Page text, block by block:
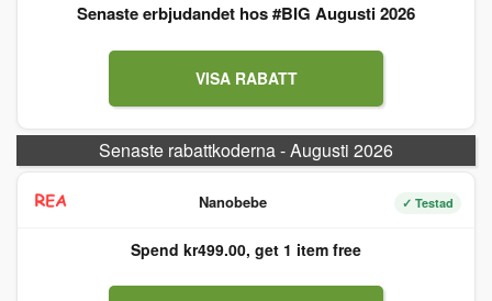
Senaste erbjudandet hos #BIG Augusti 2026
VISA RABATT
Senaste rabattkoderna - Augusti 2026
Nanobebe ✓ Testad
Spend kr499.00, get 1 item free